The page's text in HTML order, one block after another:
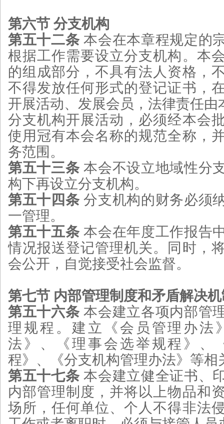
第六节 分支机构
第五十二条 本会在本章程规定的
根据工作需要设立分支机构。本
的组成部分，不具有法人资格，
不得发放任何形式的登记证书，
开展活动、发展会员，法律责任由
分支机构开展活动，必须经本会
使用冠有本会名称的规范全称，
务范围。
第五十三条 本会不设立地域性分
构下再设立分支机构。
第五十四条 分支机构的财务必须
一管理。
第五十五条 本会在年度工作报告
情况报送登记管理机关。同时，
会公开，自觉接受社会监督。
第七节 内部管理制度和矛盾解决
第五十六条 本会建立各项内部管
理规程。建立《会员管理办法
法》、《理事会选举规程》、
程》、《分支机构管理办法》等相
第五十七条 本会建立健全证书、
内部管理制度，并将以上物品和
场所，任何单位、个人不得非法